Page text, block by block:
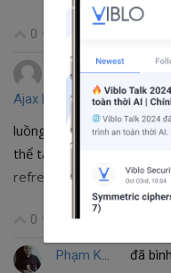
0
Vĩnh Thắng
đã
Ajax hoạt động như thế nào
luồng đơn giản là khi đã
thể tạo ajax request để
refresh lại cả trang.
0
Phạm Khôi UX Designer
đã